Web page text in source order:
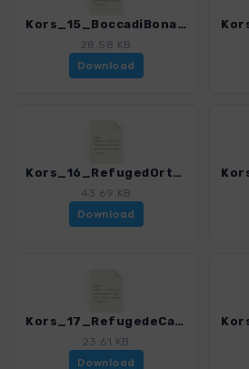
Kors_15_BoccadiBonassa_4280_18.gpx
28.58 KB
Download
Kors_16_RefugedOrtu_4280_18.gpx
43.69 KB
Download
Kors_17_RefugedeCarrozzu_4280_18.gpx
23.61 KB
Download